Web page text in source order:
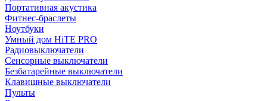
Портативная акустика
Фитнес-браслеты
Ноутбуки
Умный дом HiTE PRO
Радиовыключатели
Сенсорные выключатели
Безбатарейные выключатели
Клавишные выключатели
Пульты